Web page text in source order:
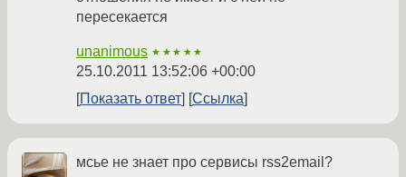
пересекается
unanimous ★★★★★
25.10.2011 13:52:06 +00:00
Показать ответ
Ссылка
мсье не знает про сервисы rss2email?